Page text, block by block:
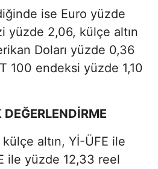
ise Euro yüzde
yüzde 2,06, külçe altın
Doları yüzde 0,36
100 endeksi yüzde 1,10
altın, Yİ-ÜFE ile
ile yüzde 12,33 reel